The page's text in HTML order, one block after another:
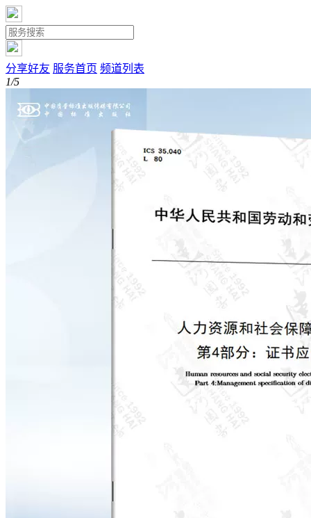
分享好友 服务首页 频道列表
1/5